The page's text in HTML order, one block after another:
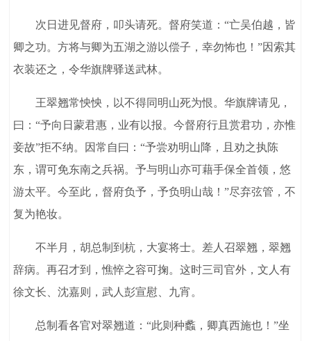
次日进见督府，叩头请死。督府笑道：“亡吴伯越，皆
卿之功。方将与卿为五湖之游以偿子，幸勿怖也！”因索其
衣装还之，令华旗牌驿送武林。
王翠翘常怏怏，以不得同明山死为恨。华旗牌请见，
曰：“予向日蒙君惠，业有以报。今督府行且赏君功，亦惟
妾故”拒不纳。因常自曰：“予尝劝明山降，且劝之执陈
东，谓可免东南之兵祸。予与明山亦可藉手保全首领，悠
游太平。今至此，督府负予，予负明山哉！”尽弃弦管，不
复为艳妆。
不半月，胡总制到杭，大宴将士。差人召翠翘，翠翘
辞病。再召才到，憔悴之容可掬。这时三司官外，文人有
徐文长、沈嘉则，武人彭宣慰、九宵。
总制看各官对翠翘道：“此则种蠡，卿真西施也！”坐